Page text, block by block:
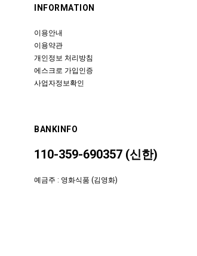
INFORMATION
이용안내
이용약관
개인정보 처리방침
에스크로 가입인증
사업자정보확인
BANKINFO
110-359-690357 (신한)
예금주 : 영화식품 (김영화)